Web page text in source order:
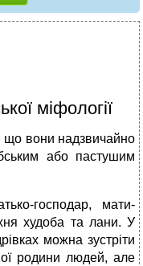
міфології
що вони надзвичайно
або пастушим
господар, мати-
худоба та лани. У
можна зустріти
родини людей, але